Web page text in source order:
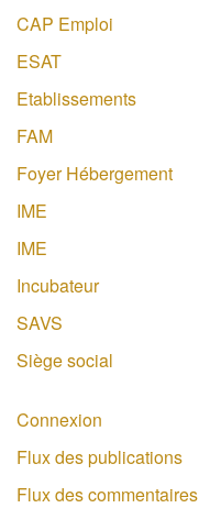
CAP Emploi
ESAT
Etablissements
FAM
Foyer Hébergement
IME
IME
Incubateur
SAVS
Siège social
Connexion
Flux des publications
Flux des commentaires